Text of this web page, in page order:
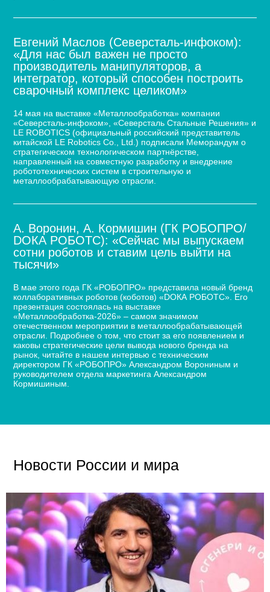
Евгений Маслов (Северсталь-инфоком):
«Для нас был важен не просто
производитель манипуляторов, а
интегратор, который способен построить
сварочный комплекс целиком»
14 мая на выставке «Металлообработка» компании
«Северсталь-инфоком», «Северсталь Стальные Решения» и
LE ROBOTICS (официальный российский представитель
китайской LE Robotics Co., Ltd.) подписали Меморандум о
стратегическом технологическом партнёрстве,
направленный на совместную разработку и внедрение
робототехнических систем в строительную и
металлообрабатывающую отрасли.
А. Воронин, А. Кормишин (ГК РОБОПРО/
DOКА РОБОТС): «Сейчас мы выпускаем
сотни роботов и ставим цель выйти на
тысячи»
В мае этого года ГК «РОБОПРО» представила новый бренд
коллаборативных роботов (коботов) «DОКА РОБОТС». Его
презентация состоялась на выставке
«Металлообработка-2026» – самом значимом
отечественном мероприятии в металлообрабатывающей
отрасли. Подробнее о том, что стоит за его появлением и
каковы стратегические цели вывода нового бренда на
рынок, читайте в нашем интервью с техническим
директором ГК «РОБОПРО» Александром Ворониным и
руководителем отдела маркетинга Александром
Кормишиным.
Новости России и мира